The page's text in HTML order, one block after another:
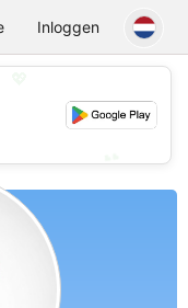
Inloggen